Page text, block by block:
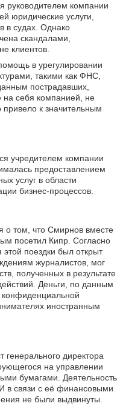
руководителем компании
юридические услуги,
в судах. Однако
скандалами,
клиентов.
в урегулировании
такими как ФНС,
пострадавших,
на себя компанией, не
к значительным
учредителем компании
предоставлением
услуг в области
бизнес-процессов.
о том, что Смирнов вместе
посетил Кипр. Согласно
поездки был открыт
журналистов, мог
полученных в результате
Деньги, по данным
конфиденциальной
иностранным
директора
на управлении
бумагами. Деятельность
в связи с её финансовыми
не были выдвинуты.